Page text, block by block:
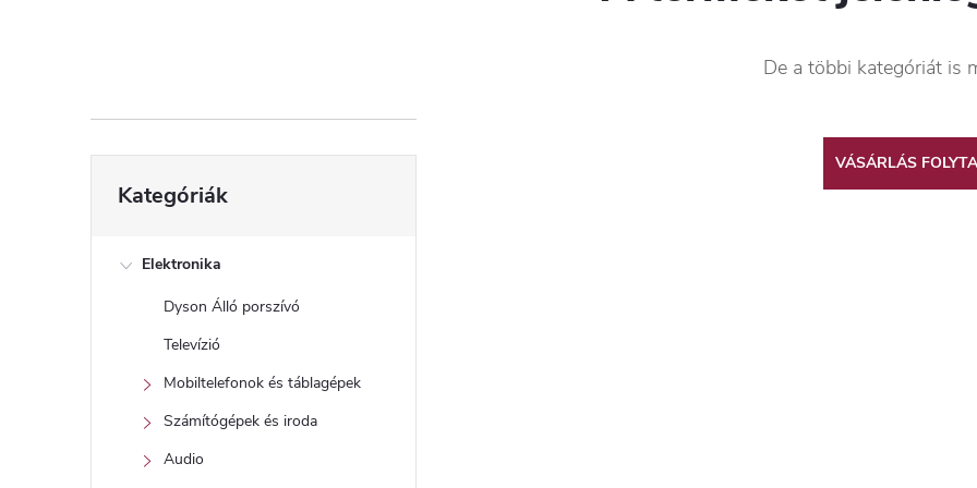
l
sátugrása
Kategóriák
Elektronika
Dyson Álló porszívó
Televízió
Mobiltelefonok és táblagépek
Számítógépek és iroda
Audio
De a többi kategóriát is
VÁSÁRLÁS